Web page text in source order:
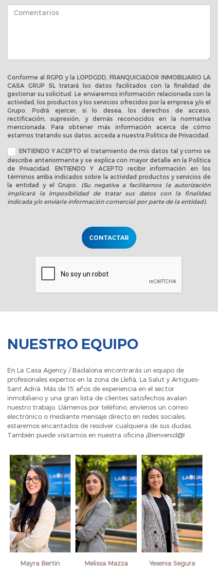
Conforme al RGPD y la LOPDGDD, FRANQUICIADOR INMOBILIARIO LA
CASA GRUP SL tratará los datos facilitados con la finalidad de
gestionar su solicitud. Le enviaremos información relacionada con la
actividad, los productos y los servicios ofrecidos por la empresa y/o el
Grupo. Podrá ejercer, si lo desea, los derechos de acceso,
rectificación, supresión, y demás reconocidos en la normativa
mencionada. Para obtener más información acerca de cómo
estamos tratando sus datos, acceda a nuestra Política de Privacidad .
ENTIENDO Y ACEPTO el tratamiento de mis datos tal y como se
describe anteriormente y se explica con mayor detalle en la Política
de Privacidad . ENTIENDO Y ACEPTO recibir información en los
términos arriba indicados sobre la actividad productos y servicios de
la entidad y el Grupo.
(Su negativa a facilitarnos la autorización
implicará la imposibilidad de tratar sus datos con la finalidad
indicada y/o enviarle información comercial por parte de la entidad).
CONTACTAR
NUESTRO EQUIPO
En La Casa Agency / Badalona encontrarás un equipo de
profesionales expertos en la zona de Llefià, La Salut y Artigues-
Sant Adrià. Más de 15 años de experiencia en el sector
inmobiliario y una gran lista de clientes satisfechos avalan
nuestro trabajo. Llámenos por teléfono, envíenos un correo
electrónico o mediante mensaje directo en redes sociales,
estaremos encantados de resolver cualquiera de sus dudas.
También puede visitarnos en nuestra oficina ¡Bienvenid@!
Mayra Bertin Melissa Mazza Yesenia Segura